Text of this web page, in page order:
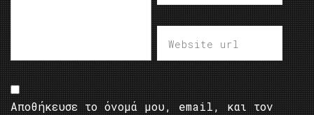
Αποθήκευσε το όνομά μου, email, και τον